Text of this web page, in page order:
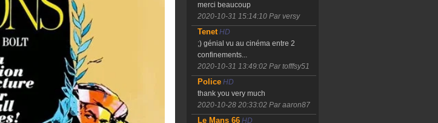
merci beaucoup
2020-10-31 15:14:10 Par versy
TenetHD
;) génial vu au cinéma entre 2
confinements...
2020-10-31 13:49:02 Par tofffsy51
PoliceHD
thank you very much
2020-10-28 20:33:02 Par aaron87
Le Mans 66HD